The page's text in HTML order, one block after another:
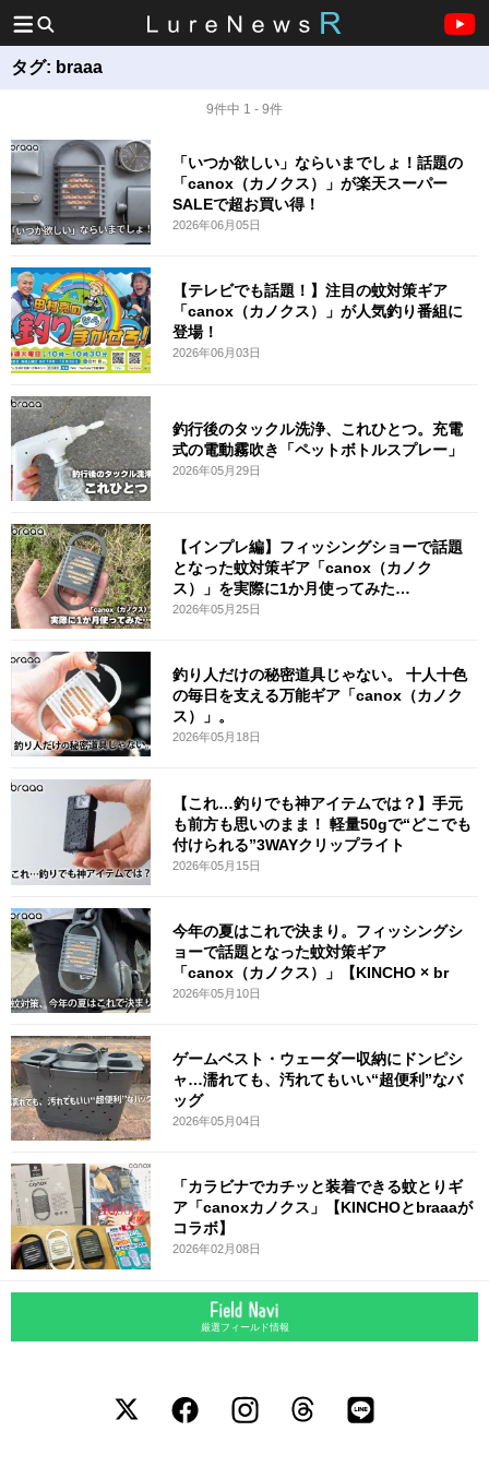
タグ: braaa
9件中 1 - 9件
「いつか欲しい」ならいまでしょ！話題の
「canox（カノクス）」が楽天スーパー
SALEで超お買い得！
2026年06月05日
【テレビでも話題！】注目の蚊対策ギア
「canox（カノクス）」が人気釣り番組に
登場！
2026年06月03日
釣行後のタックル洗浄、これひとつ。充電
式の電動霧吹き「ペットボトルスプレー」
2026年05月29日
【インプレ編】フィッシングショーで話題
となった蚊対策ギア「canox（カノク
ス）」を実際に1か月使ってみた…
2026年05月25日
釣り人だけの秘密道具じゃない。 十人十色
の毎日を支える万能ギア「canox（カノク
ス）」。
2026年05月18日
【これ…釣りでも神アイテムでは？】手元
も前方も思いのまま！ 軽量50gで“どこでも
付けられる”3WAYクリップライト
2026年05月15日
今年の夏はこれで決まり。フィッシングシ
ョーで話題となった蚊対策ギア
「canox（カノクス）」【KINCHO × br
2026年05月10日
ゲームベスト・ウェーダー収納にドンピシ
ャ…濡れても、汚れてもいい“超便利”なバ
ッグ
2026年05月04日
「カラビナでカチッと装着できる蚊とりギ
ア「canoxカノクス」【KINCHOとbraaaが
コラボ】
2026年02月08日
厳選フィールド情報